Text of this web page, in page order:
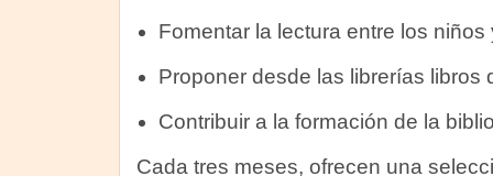
Fomentar la lectura entre los niños
Proponer desde las librerías libros
Contribuir a la formación de la
Cada tres meses, ofrecen una